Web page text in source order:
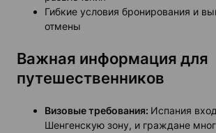
Гибкие условия бронирования и
отмены
Важная информация для
путешественников
Визовые требования: Испания
Шенгенскую зону, и граждане